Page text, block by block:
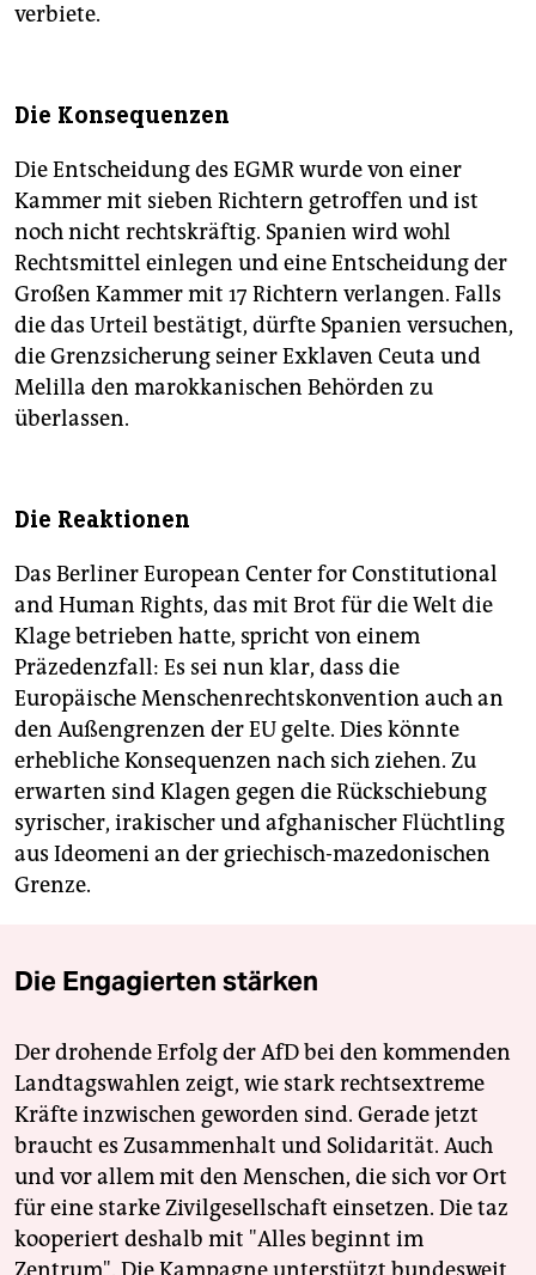
verbiete.
Die Konsequenzen
Die Entscheidung des EGMR wurde von einer
Kammer mit sieben Richtern getroffen und ist
noch nicht rechtskräftig. Spanien wird wohl
Rechtsmittel einlegen und eine Entscheidung der
Großen Kammer mit 17 Richtern verlangen. Falls
die das Urteil bestätigt, dürfte Spanien versuchen,
die Grenzsicherung seiner Exklaven Ceuta und
Melilla den marokkanischen Behörden zu
überlassen.
Die Reaktionen
Das Berliner European Center for Constitutional
and Human Rights, das mit Brot für die Welt die
Klage betrieben hatte, spricht von einem
Präzedenzfall: Es sei nun klar, dass die
Europäische Menschenrechtskonvention auch an
den Außengrenzen der EU gelte. Dies könnte
erhebliche Konsequenzen nach sich ziehen. Zu
erwarten sind Klagen gegen die Rückschiebung
syrischer, irakischer und afghanischer Flüchtling
aus Ideomeni an der griechisch-mazedonischen
Grenze.
Die Engagierten stärken
Der drohende Erfolg der AfD bei den kommenden
Landtagswahlen zeigt, wie stark rechtsextreme
Kräfte inzwischen geworden sind. Gerade jetzt
braucht es Zusammenhalt und Solidarität. Auch
und vor allem mit den Menschen, die sich vor Ort
für eine starke Zivilgesellschaft einsetzen. Die taz
kooperiert deshalb mit "Alles beginnt im